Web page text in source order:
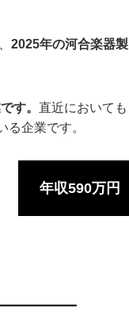
2025年の河合楽器製
す。 直近においても
企業です。
年収590万円